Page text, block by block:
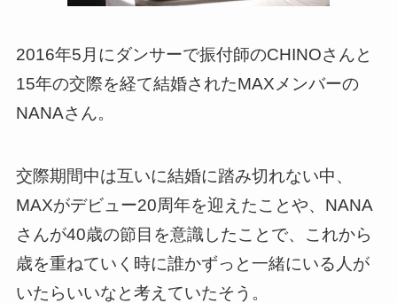
2016年5月にダンサーで振付師のCHINOさんと
15年の交際を経て結婚されたMAXメンバーの
NANAさん。
交際期間中は互いに結婚に踏み切れない中、
MAXがデビュー20周年を迎えたことや、NANA
さんが40歳の節目を意識したことで、これから
歳を重ねていく時に誰かずっと一緒にいる人が
いたらいいなと考えていたそう。